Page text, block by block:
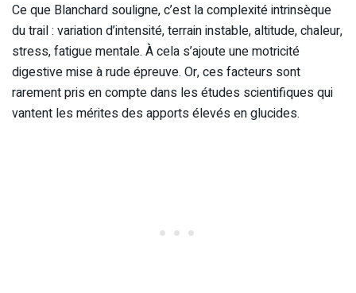
Ce que Blanchard souligne, c’est la complexité intrinsèque
du trail : variation d’intensité, terrain instable, altitude, chaleur,
stress, fatigue mentale. À cela s’ajoute une motricité
digestive mise à rude épreuve. Or, ces facteurs sont
rarement pris en compte dans les études scientifiques qui
vantent les mérites des apports élevés en glucides.